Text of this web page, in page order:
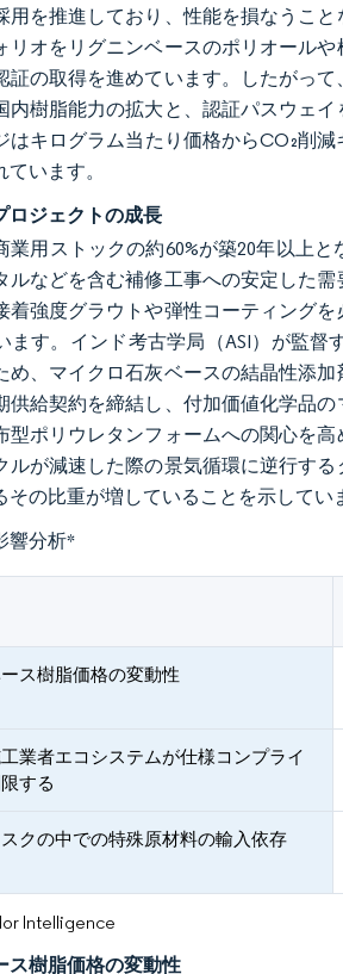
用を推進しており、性能を損なうこ
リオをリグニンベースのポリオール
証の取得を進めています。したがっ
内樹脂能力の拡大と、認証パスウェ
はキログラム当たり価格からCO₂削
います。
ロジェクトの成長
業用ストックの約60%が築20年以上
ルなどを含む補修工事への安定した
着強度グラウトや弾性コーティング
ます。インド考古学局（ASI）が監
め、マイクロ石灰ベースの結晶性添
供給契約を締結し、付加価値化学品
型ポリウレタンフォームへの関心を
ルが減速した際の景気循環に逆行す
その比重が増していることを示してい
響分析*
ス樹脂価格の変動性
業者エコシステムが仕様コンプライ
する
クの中での特殊原材料の輸入依存
Intelligence
ス樹脂価格の変動性